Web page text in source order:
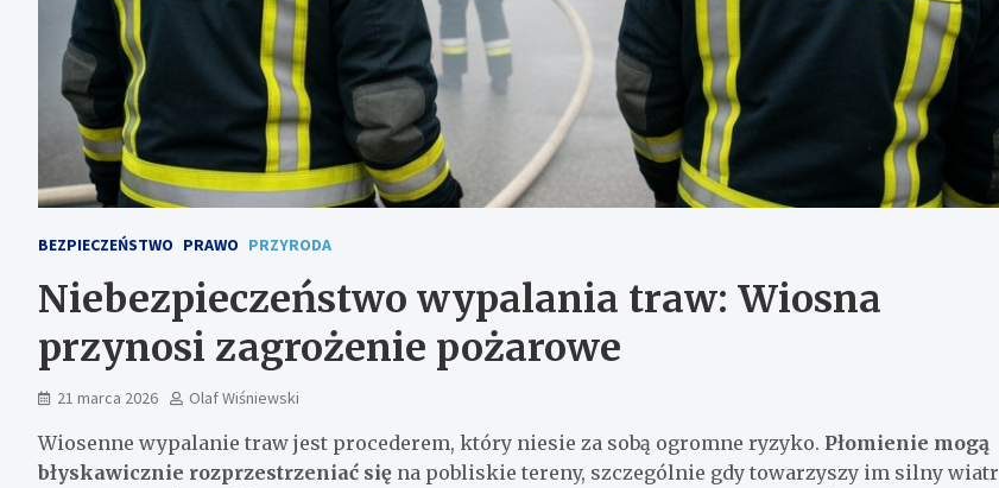
BEZPIECZEŃSTWO PRAWO PRZYRODA
Niebezpieczeństwo wypalania traw: Wiosna
przynosi zagrożenie pożarowe
21 marca 2026 Olaf Wiśniewski
Wiosenne wypalanie traw jest procederem, który niesie za sobą ogromne ryzyko. Płomienie mogą
błyskawicznie rozprzestrzeniać się na pobliskie tereny, szczególnie gdy towarzyszy im silny wiatr